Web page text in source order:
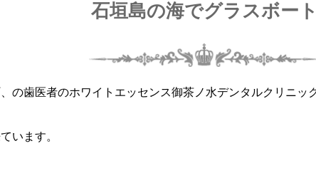
石垣島の海でグラスボート
の歯医者のホワイトエッセンス御茶ノ水デンタルクリニッ
います。